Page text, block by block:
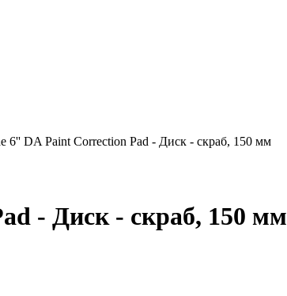
6'' DA Paint Correction Pad - Диск - скраб, 150 мм
- Диск - скраб, 150 мм